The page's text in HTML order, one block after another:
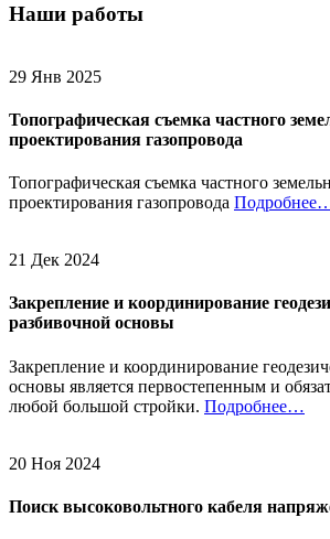
Наши работы
29 Янв 2025
Топографическая съемка частного
проектирования газопровода
Топографическая съемка частного
проектирования газопровода
21 Дек 2024
Закрепление и координирование
разбивочной основы
Закрепление и координирование
основы является первостепенным и
любой большой стройки. Подробнее…
20 Ноя 2024
Поиск высоковольтного кабеля